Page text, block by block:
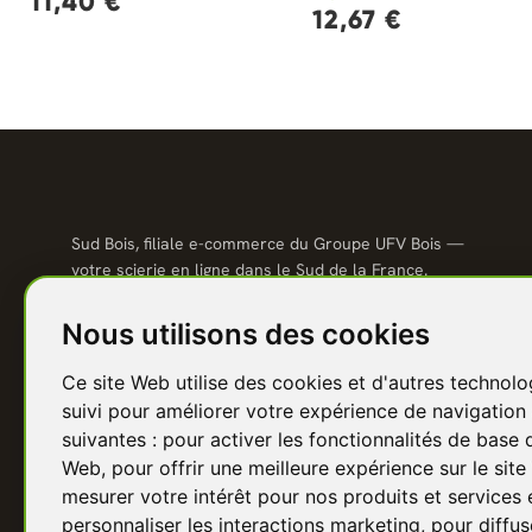
Nous utilisons des cookies
Ce site Web utilise des cookies et d'autres
suivi pour améliorer votre expérience de navigation
suivantes : pour activer les fonctionnalités de base
Web, pour offrir une meilleure expérience sur le site
mesurer votre intérêt pour nos produits et services
personnaliser les interactions marketing, pour
12,67 €
Sud Bois, filiale e-commerce du Groupe UFV Bois —
votre scierie en ligne dans le Sud de la France.
France.
contact@sudbois.fr
Avèze (30120) — Sud de la France
f Y P I in